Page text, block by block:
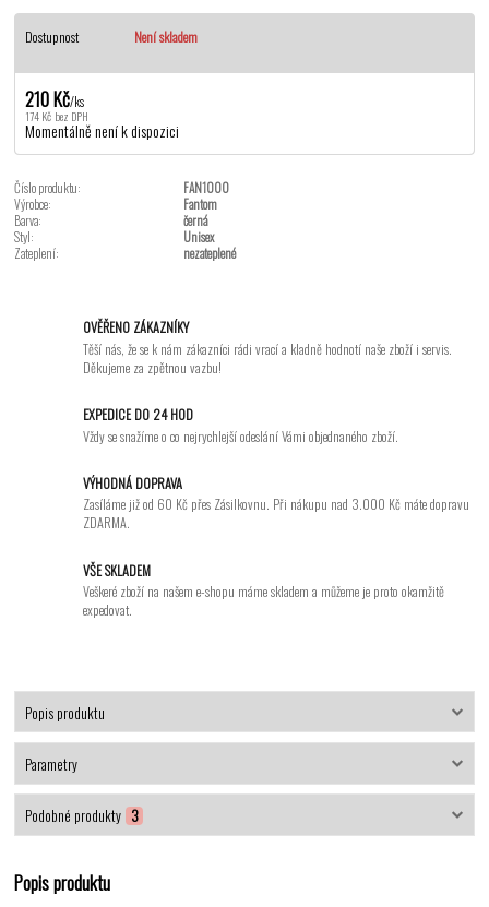
Dostupnost Není skladem
210 Kč/ks
174 Kč bez DPH
Momentálně není k dispozici
Číslo produktu:
FAN1000
Výrobce:
Fantom
Barva:
černá
Styl:
Unisex
Zateplení:
nezateplené
OVĚŘENO ZÁKAZNÍKY
Těší nás, že se k nám zákazníci rádi vrací a kladně hodnotí naše zboží i servis.
Děkujeme za zpětnou vazbu!
EXPEDICE DO 24 HOD
Vždy se snažíme o co nejrychlejší odeslání Vámi objednaného zboží.
VÝHODNÁ DOPRAVA
Zasíláme již od 60 Kč přes Zásilkovnu. Při nákupu nad 3.000 Kč máte dopravu
ZDARMA.
VŠE SKLADEM
Veškeré zboží na našem e-shopu máme skladem a můžeme je proto okamžitě
expedovat.
Popis produktu
Parametry
Podobné produkty 3
Popis produktu